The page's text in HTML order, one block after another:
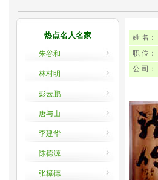
热点名人名家
朱谷和
林村明
彭云鹏
唐与山
李建华
陈德源
张樟德
姓 名：
职 位：
公 司：